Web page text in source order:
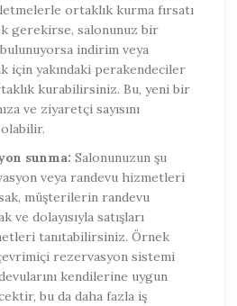
ortaklık kurma fırsatı
gerekirse, salonunuz bir
indirim veya
için yakındaki perakendeciler
kurabilirsiniz. Bu, yeni bir
ve ziyaretçi sayısını
olabilir.
sunma: Salonunuzun şu
veya randevu hizmetleri
müşterilerin randevu
ve dolayısıyla satışları
tanıtabilirsiniz. Örnek
rezervasyon sistemi
kendilerine uygun
bu da daha fazla iş